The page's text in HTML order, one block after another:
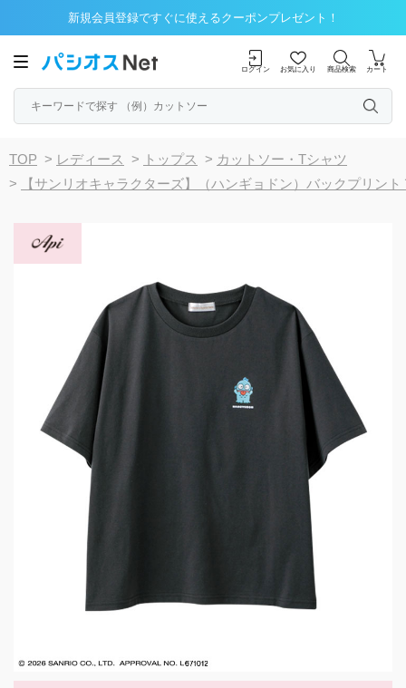
新規会員登録ですぐに使えるクーポンプレゼント！
ログイン お気に入り 商品検索 カート
TOP > レディース > トップス > カットソー・Tシャツ
>
【サンリオキャラクターズ】（ハンギョドン）バックプリント